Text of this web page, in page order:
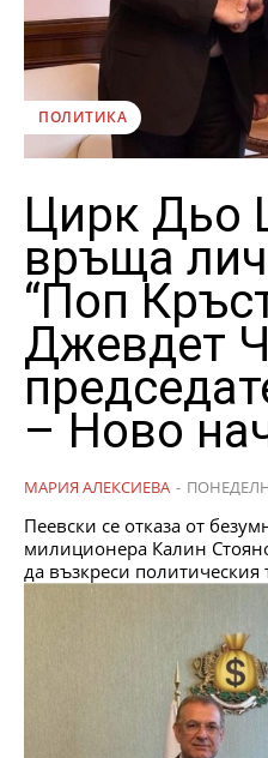
ПОЛИТИКА
Цирк Дьо
връща
“Поп
Джевдет
– Ново
МАРИЯ АЛЕКСИЕВА -
Пеевски се отказа от
милиционера Калин
да възкреси